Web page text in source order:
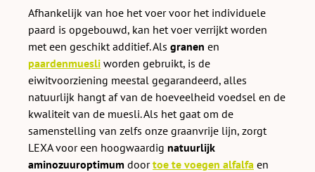
Afhankelijk van hoe het voer voor het individuele
paard is opgebouwd, kan het voer verrijkt worden
met een geschikt additief. Als granen en
paardenmuesli worden gebruikt, is de
eiwitvoorziening meestal gegarandeerd, alles
natuurlijk hangt af van de hoeveelheid voedsel en de
kwaliteit van de muesli. Als het gaat om de
samenstelling van zelfs onze graanvrije lijn, zorgt
LEXA voor een hoogwaardig natuurlijk
aminozuuroptimum doortoe te voegen alfalfa en